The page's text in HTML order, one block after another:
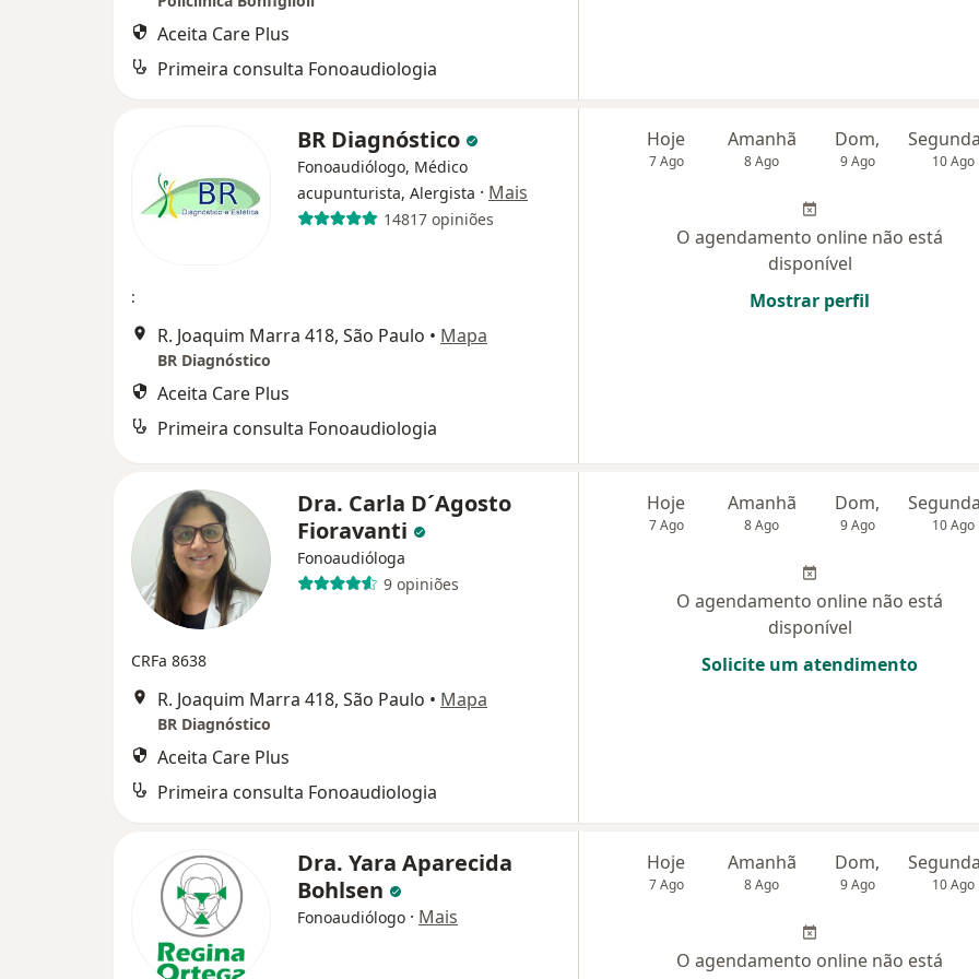
Aceita Care Plus
Primeira consulta Fonoaudiologia
BR Diagnóstico
Fonoaudiólogo, Médico
acupunturista, Alergista · Mais
14817 opiniões
:
R. Joaquim Marra 418, São Paulo • Mapa
BR Diagnóstico
Aceita Care Plus
Primeira consulta Fonoaudiologia
Hoje
7 Ago
Amanhã
8 Ago
Dom,
9 Ago 10 Ago
O agendamento online não está
disponível
Mostrar perfil
Dra. Carla D´Agosto
Fioravanti
Fonoaudióloga
9 opiniões
CRFa 8638
R. Joaquim Marra 418, São Paulo • Mapa
BR Diagnóstico
Aceita Care Plus
Primeira consulta Fonoaudiologia
Hoje
7 Ago
Amanhã
8 Ago
Dom,
9 Ago 10 Ago
O agendamento online não está
disponível
Solicite um atendimento
Dra. Yara Aparecida
Bohlsen
Fonoaudiólogo · Mais
Hoje
7 Ago
Amanhã
8 Ago
Dom,
9 Ago 10 Ago
O agendamento online não está